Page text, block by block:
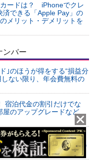
ードは？ iPhoneでクレ
できる「Apple Pay」の
メリット・デメリットを
ンバー
｣のほうが得をする“損益分
ない限り、年会費無料の
宿泊代金の割引だけでな
屋のアップグレードなど、
しく解説！ クレジットカ
済」をすると2～5％も得